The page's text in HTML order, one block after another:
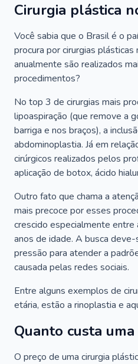
Cirurgia plástica
Você sabia que o Brasil é o
procura por cirurgias
anualmente são realizados
procedimentos?
No top 3 de cirurgias mais
lipoaspiração (que remove a
barriga e nos braços), a
abdominoplastia. Já em
cirúrgicos realizados pelos
aplicação de botox, ácido
Outro fato que chama a
mais precoce por esses
crescido especialmente
anos de idade. A busca
pressão para atender a
causada pelas redes sociais.
Entre alguns exemplos de
etária, estão a rinoplastia e
Quanto custa
O preço de uma cirurgia